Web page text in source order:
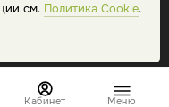
см. Политика Cookie.
Кабинет Меню